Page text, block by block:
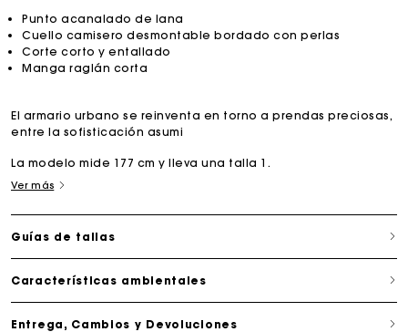
Punto acanalado de lana
Cuello camisero desmontable bordado con perlas
Corte corto y entallado
Manga raglán corta
El armario urbano se reinventa en torno a prendas preciosas,
entre la sofisticación asumi
La modelo mide 177 cm y lleva una talla 1.
Ver más
Guías de tallas
Características ambientales
Entrega, Cambios y Devoluciones